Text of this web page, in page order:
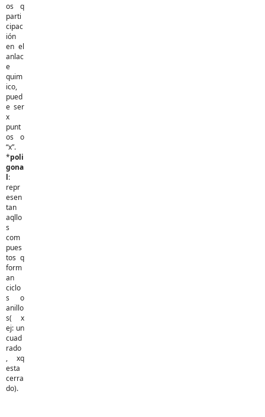
os q
parti
cipac
ión
en el
anlac
e
quim
ico,
pued
e ser
x
punt
os o
“x”.
*poli
gona
l:
repr
esen
tan
aqllo
s
com
pues
tos q
form
an
ciclo
s o
anillo
s( x
ej: un
cuad
rado
, xq
esta
cerra
do).